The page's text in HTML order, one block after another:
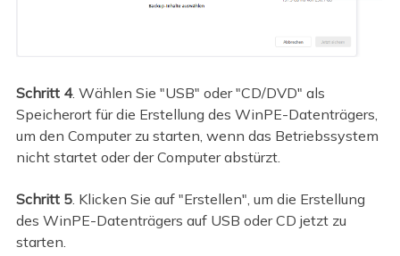
Schritt 4. Wählen Sie "USB" oder "CD/DVD" als
Speicherort für die Erstellung des WinPE-Datenträgers,
um den Computer zu starten, wenn das Betriebssystem
nicht startet oder der Computer abstürzt.
Schritt 5. Klicken Sie auf "Erstellen", um die Erstellung
des WinPE-Datenträgers auf USB oder CD jetzt zu
starten.